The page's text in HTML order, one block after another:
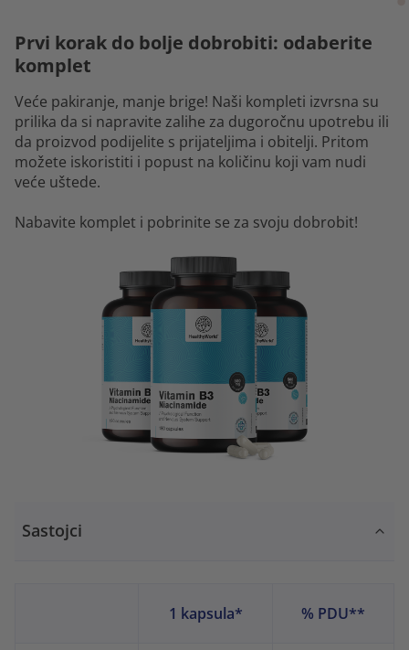
Prvi korak do bolje dobrobiti: odaberite
komplet
Veće pakiranje, manje brige! Naši kompleti izvrsna su
prilika da si napravite zalihe za dugoročnu upotrebu ili
da proizvod podijelite s prijateljima i obitelji. Pritom
možete iskoristiti i popust na količinu koji vam nudi
veće uštede.
Nabavite komplet i pobrinite se za svoju dobrobit!
Sastojci
1 kapsula* % PDU**